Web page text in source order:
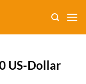
US-Dollar